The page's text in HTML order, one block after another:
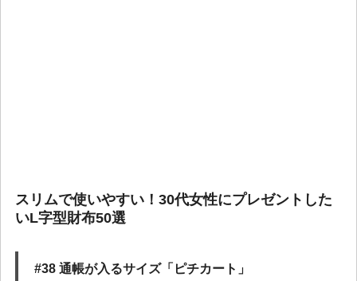
スリムで使いやすい！30代女性にプレゼントした
いL字型財布50選
#38 通帳が入るサイズ「ピチカート」